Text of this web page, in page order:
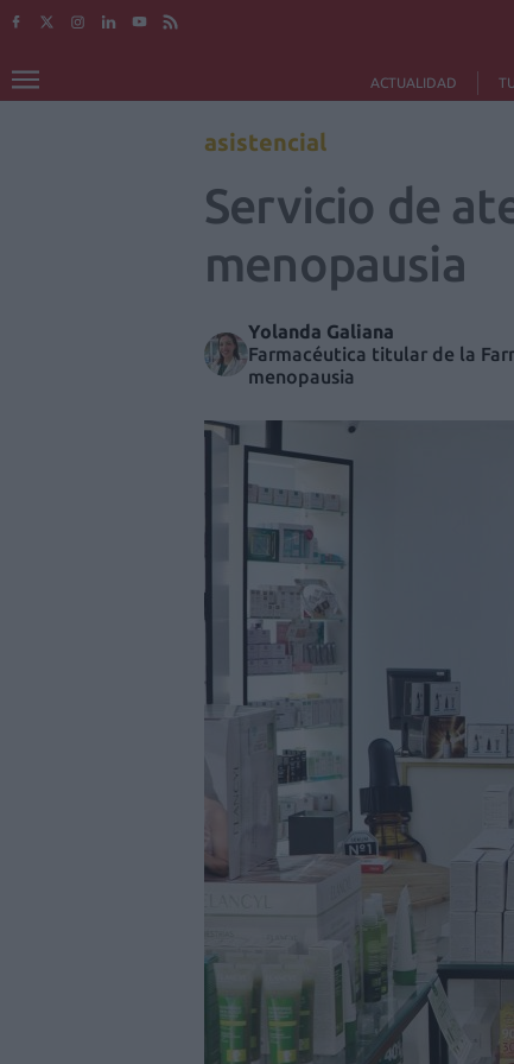
ACTUALIDAD
asistencial
Servicio de
menopausia
Yolanda Galiana
Farmacéutica titular de la
menopausia